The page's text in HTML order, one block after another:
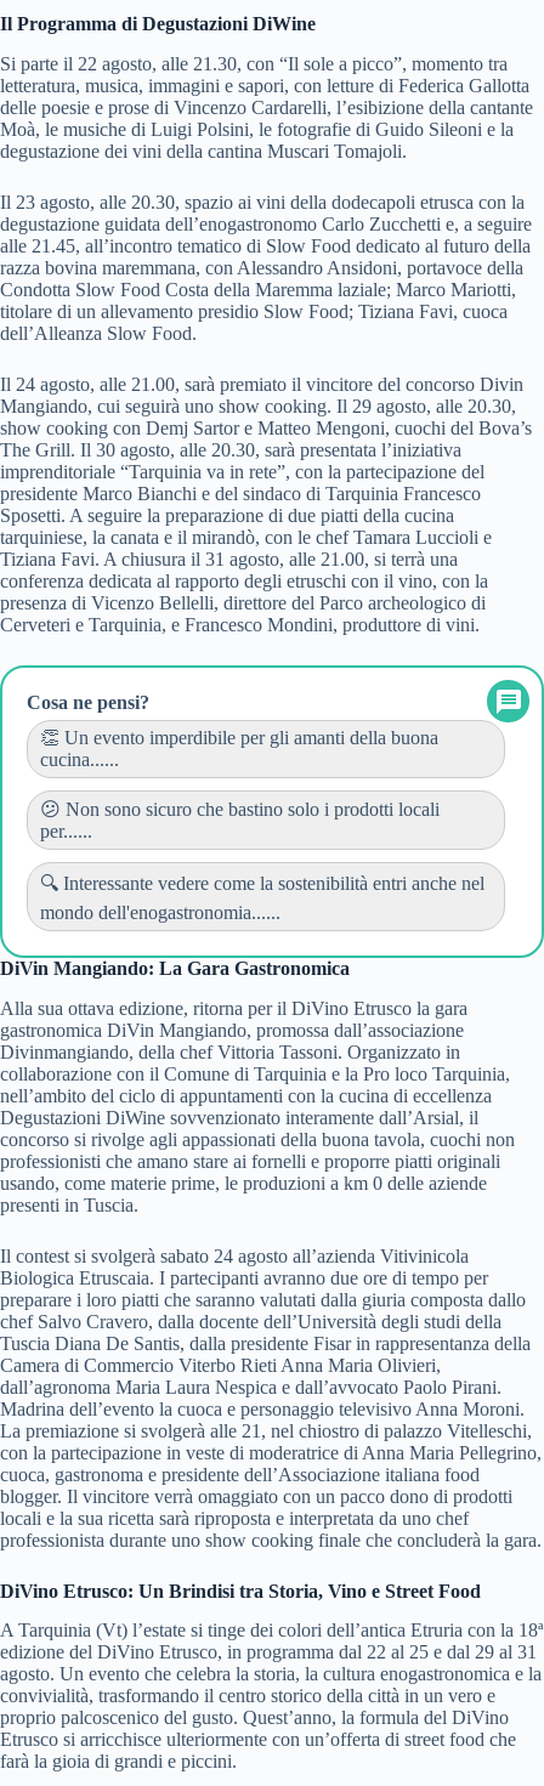
Il Programma di Degustazioni DiWine
Si parte il 22 agosto, alle 21.30, con “Il sole a picco”, momento tra
letteratura, musica, immagini e sapori, con letture di Federica Gallotta
delle poesie e prose di Vincenzo Cardarelli, l’esibizione della cantante
Moà, le musiche di Luigi Polsini, le fotografie di Guido Sileoni e la
degustazione dei vini della cantina Muscari Tomajoli.
Il 23 agosto, alle 20.30, spazio ai vini della dodecapoli etrusca con la
degustazione guidata dell’enogastronomo Carlo Zucchetti e, a seguire
alle 21.45, all’incontro tematico di Slow Food dedicato al futuro della
razza bovina maremmana, con Alessandro Ansidoni, portavoce della
Condotta Slow Food Costa della Maremma laziale; Marco Mariotti,
titolare di un allevamento presidio Slow Food; Tiziana Favi, cuoca
dell’Alleanza Slow Food.
Il 24 agosto, alle 21.00, sarà premiato il vincitore del concorso Divin
Mangiando, cui seguirà uno show cooking. Il 29 agosto, alle 20.30,
show cooking con Demj Sartor e Matteo Mengoni, cuochi del Bova’s
The Grill. Il 30 agosto, alle 20.30, sarà presentata l’iniziativa
imprenditoriale “Tarquinia va in rete”, con la partecipazione del
presidente Marco Bianchi e del sindaco di Tarquinia Francesco
Sposetti. A seguire la preparazione di due piatti della cucina
tarquiniese, la canata e il mirandò, con le chef Tamara Luccioli e
Tiziana Favi. A chiusura il 31 agosto, alle 21.00, si terrà una
conferenza dedicata al rapporto degli etruschi con il vino, con la
presenza di Vicenzo Bellelli, direttore del Parco archeologico di
Cerveteri e Tarquinia, e Francesco Mondini, produttore di vini.
Cosa ne pensi?
👏 Un evento imperdibile per gli amanti della buona
cucina......
😕 Non sono sicuro che bastino solo i prodotti locali
per......
🔍 Interessante vedere come la sostenibilità entri anche nel
mondo dell'enogastronomia......
DiVin Mangiando: La Gara Gastronomica
Alla sua ottava edizione, ritorna per il DiVino Etrusco la gara
gastronomica DiVin Mangiando, promossa dall’associazione
Divinmangiando, della chef Vittoria Tassoni. Organizzato in
collaborazione con il Comune di Tarquinia e la Pro loco Tarquinia,
nell’ambito del ciclo di appuntamenti con la cucina di eccellenza
Degustazioni DiWine sovvenzionato interamente dall’Arsial, il
concorso si rivolge agli appassionati della buona tavola, cuochi non
professionisti che amano stare ai fornelli e proporre piatti originali
usando, come materie prime, le produzioni a km 0 delle aziende
presenti in Tuscia.
Il contest si svolgerà sabato 24 agosto all’azienda Vitivinicola
Biologica Etruscaia. I partecipanti avranno due ore di tempo per
preparare i loro piatti che saranno valutati dalla giuria composta dallo
chef Salvo Cravero, dalla docente dell’Università degli studi della
Tuscia Diana De Santis, dalla presidente Fisar in rappresentanza della
Camera di Commercio Viterbo Rieti Anna Maria Olivieri,
dall’agronoma Maria Laura Nespica e dall’avvocato Paolo Pirani.
Madrina dell’evento la cuoca e personaggio televisivo Anna Moroni.
La premiazione si svolgerà alle 21, nel chiostro di palazzo Vitelleschi,
con la partecipazione in veste di moderatrice di Anna Maria Pellegrino,
cuoca, gastronoma e presidente dell’Associazione italiana food
blogger. Il vincitore verrà omaggiato con un pacco dono di prodotti
locali e la sua ricetta sarà riproposta e interpretata da uno chef
professionista durante uno show cooking finale che concluderà la gara.
DiVino Etrusco: Un Brindisi tra Storia, Vino e Street Food
A Tarquinia (Vt) l’estate si tinge dei colori dell’antica Etruria con la 18ª
edizione del DiVino Etrusco, in programma dal 22 al 25 e dal 29 al 31
agosto. Un evento che celebra la storia, la cultura enogastronomica e la
convivialità, trasformando il centro storico della città in un vero e
proprio palcoscenico del gusto. Quest’anno, la formula del DiVino
Etrusco si arricchisce ulteriormente con un’offerta di street food che
farà la gioia di grandi e piccini.